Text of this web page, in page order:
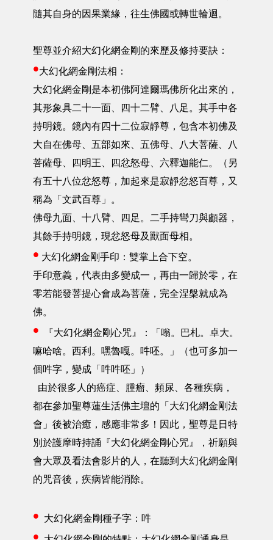
隨其自身的因果業緣，往生佛國或轉世輪迴。
聖尊並介紹大幻化網金剛的來歷及修持要訣：
•大幻化網金剛法相：
大幻化網金剛是本初佛阿達爾瑪佛所化出來的，
其形象具二十一面、四十二臂、八足。其手中各
持明鏡。鏡內有四十二位寂靜尊，包含本初佛及
大自在佛母、五部如來、五佛母、八大菩薩、八
菩薩母、四明王、四忿怒母、六釋迦能仁。（另
有五十八位忿怒尊，加起來是寂靜忿怒百尊，又
稱為「文武百尊」。
佛母九面、十八臂、四足。二手持彎刀與顱器，
其餘手持明鏡，現忿怒母及獸面母相。
• 大幻化網金剛手印：雙掌上合下空。
手印意義，代表由多變成一，再由一歸於零，在
零若能發菩提心會成為菩薩，完全涅槃就成為
佛。
• 『大幻化網金剛心咒』：「嗡。巴札。卓大。
嘛哈啥。西利。嘿魯嘎。吽呸。」（也可多加一
個吽字，變成「吽吽呸」）
由於很多人的癌症、腫瘤、頻尿、各種疾病，
都在參加聖尊蓮生活佛主壇的「大幻化網金剛法
會」後被治癒，感應非常多！因此，聖尊是日特
別於護摩時持誦『大幻化網金剛心咒』，祈願與
會大眾及看法會影片的人，在聽到大幻化網金剛
的咒音後，疾病皆能消除。
• 大幻化網金剛種子字：吽